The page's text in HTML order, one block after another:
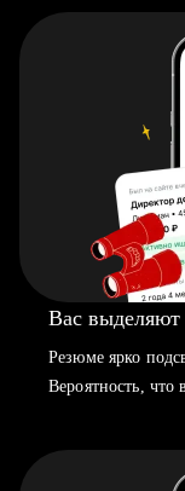
Вас выделяют
Резюме ярко
Вероятность, что